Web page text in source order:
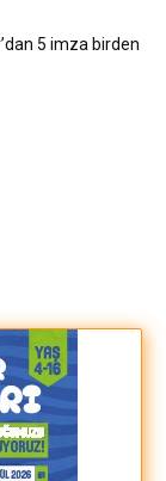
5 imza birden